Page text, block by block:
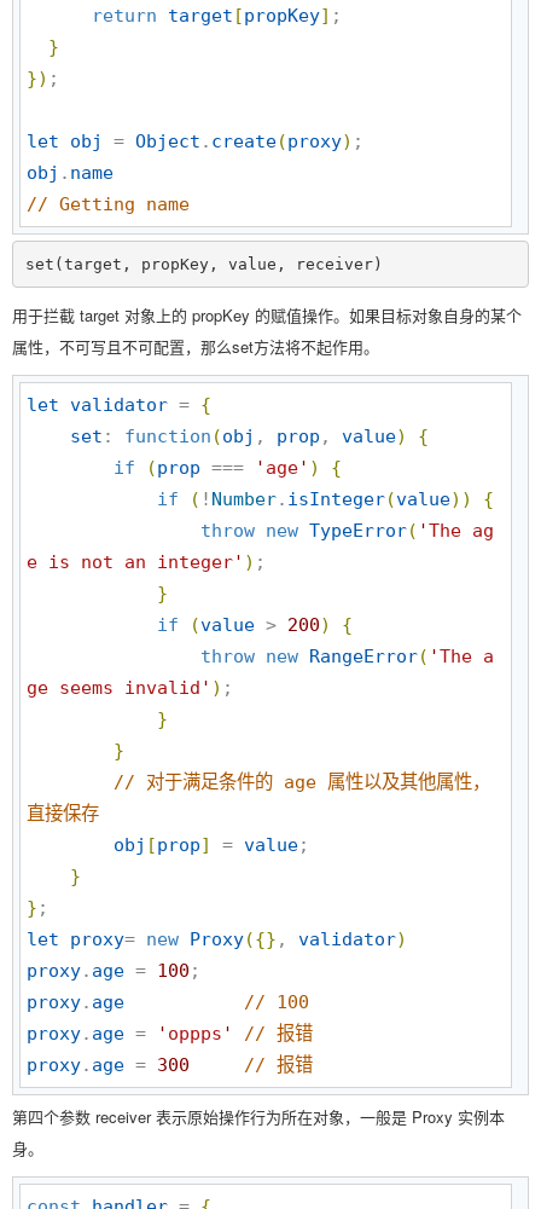
return
target [propKey] ;
}
}) ;
let obj = Object . create(proxy)
obj . name
// Getting name
set(target, propKey, value, receiver)
用于拦截 target 对象上的 propKey 的赋值操作。如果目标对象自身的某个
属性，不可写且不可配置，那么set方法将不起作用。
let validator = {
set : function (obj , prop , value)
{
if
(prop === ' age' )
{
if
( ! Number. isInteger(value) )
{
throw new TypeError( 'The ag
e is not an integer' ) ;
}
if
(value > 200)
{
throw new RangeError( 'The a
ge seems invalid ' ) ;
}
}
// 对于满足条件的 age 属性以及其他属性，
直接保存
obj [prop] = value;
}
}
let
proxy= new Proxy({} , validator)
proxy. age = 100
proxy. age // 100
proxy. age = ' oppps ' // 报错
proxy. age = 300 // 报错
第四个参数 receiver 表示原始操作行为所在对象，一般是 Proxy 实例本
身。